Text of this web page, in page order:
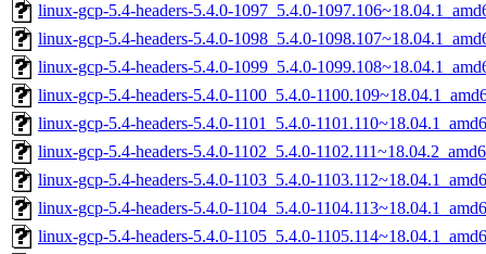
linux-gcp-5.4-headers-5.4.0-1097_5.4.0-
linux-gcp-5.4-headers-5.4.0-1098_5.4.0-
linux-gcp-5.4-headers-5.4.0-1099_5.4.0-
linux-gcp-5.4-headers-5.4.0-1100_5.4.0-
linux-gcp-5.4-headers-5.4.0-1101_5.4.0-
linux-gcp-5.4-headers-5.4.0-1102_5.4.0-
linux-gcp-5.4-headers-5.4.0-1103_5.4.0-
linux-gcp-5.4-headers-5.4.0-1104_5.4.0-
linux-gcp-5.4-headers-5.4.0-1105_5.4.0-